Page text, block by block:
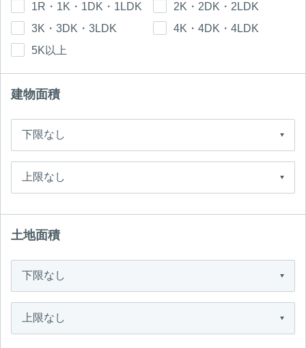
1R・1K・1DK・1LDK
2K・2DK・2LDK
3K・3DK・3LDK
4K・4DK・4LDK
5K以上
建物面積
土地面積